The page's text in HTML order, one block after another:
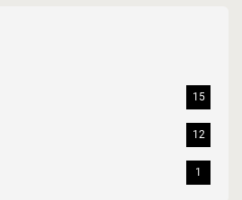
15
12
1